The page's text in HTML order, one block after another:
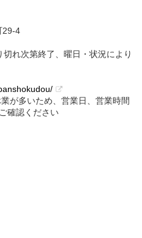
29-4
れ次第終了、曜日・状況により
が多いため、営業日、営業時間
確認ください